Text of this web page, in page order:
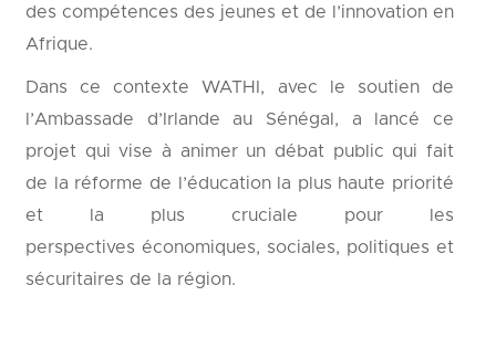
des compétences des jeunes et de l’innovation en
Afrique.
Dans ce contexte WATHI, avec le soutien de
l’Ambassade d’Irlande au Sénégal, a lancé ce
projet qui vise à animer un débat public qui fait
de la réforme de l’éducation la plus haute priorité
et la plus cruciale pour les
perspectives économiques, sociales, politiques et
sécuritaires de la région.